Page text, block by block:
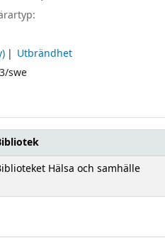
Utbrändhet
swe
Hälsa och samhälle